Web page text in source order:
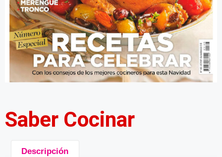
Saber Cocinar
Descripción